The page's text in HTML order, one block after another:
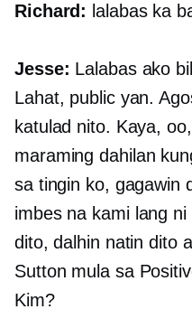
Richard: lalabas ka
Jesse: Lalabas ako
Lahat, public yan.
katulad nito. Kaya,
maraming dahilan
sa tingin ko, gagawin
imbes na kami lang
dito, dalhin natin dito
Sutton mula sa
Kim?